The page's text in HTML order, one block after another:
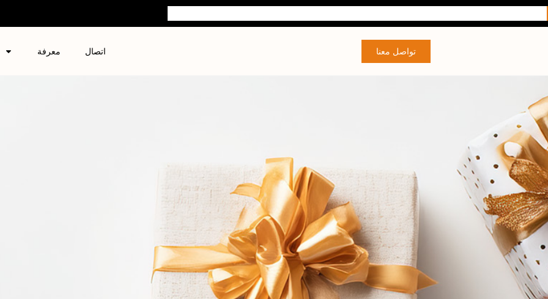
معرفة اتصال تواصل معنا